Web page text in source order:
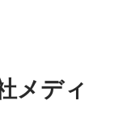
メディ